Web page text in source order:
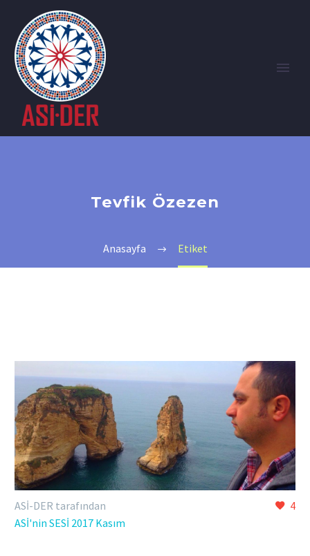
Tevfik Özezen
Anasayfa Etiket
4
ASİ-DER tarafından
ASİ'nin SESİ 2017 Kasım